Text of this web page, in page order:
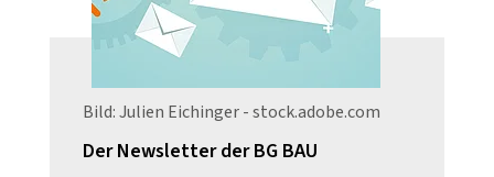
Bild: Julien Eichinger - stock.adobe.com
Der Newsletter der BG BAU